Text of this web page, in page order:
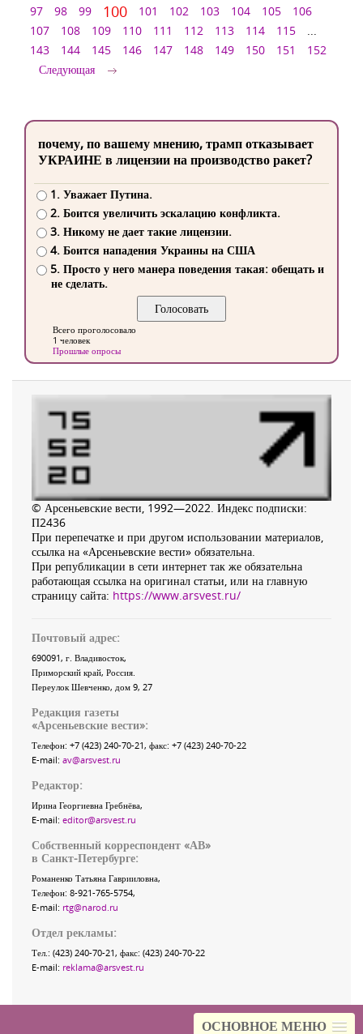
ОСНОВНОЕ МЕНЮ
97
98 99 100 101 102 103 104 105
106
107
108 109 110 111 112 113 114 115
...
143
144 145 146 147 148 149 150 151
152
Следующая
почему, по вашему мнению, трамп отказывает
УКРАИНЕ в лицензии на производство ракет?
1. Уважает Путина.
2. Боится увеличить эскалацию конфликта.
3. Никому не дает такие лицензии.
4. Боится нападения Украины на США
5. Просто у него манера поведения такая: обещать и
не сделать.
Всего проголосовало
1 человек
Прошлые опросы
© Арсеньевские вести, 1992—2022. Индекс подписки:
П2436
При перепечатке и при другом использовании материалов,
ссылка на «Арсеньевские вести» обязательна.
При републикации в сети интернет так же обязательна
работающая ссылка на оригинал статьи, или на главную
страницу сайта: https://www.arsvest.ru/
Почтовый адрес:
690091, г. Владивосток,
Приморский край, Россия
Переулок Шевченко, дом 9, 27
Редакция газеты
«Арсеньевские вести»:
Телефон: +7 (423) 240-70-21, факс: +7 (423) 240-70-22
E-mail: av@arsvest.ru
Редактор:
Ирина Георгиевна Гребнёва,
E-mail: editor@arsvest.ru
Собственный корреспондент «АВ»
в Санкт-Петербурге:
Романенко Татьяна Гаврииловна,
Телефон: 8-921-765-5754,
E-mail: rtg@narod.ru
Отдел рекламы:
Тел.: (423) 240-70-21, факс: (423) 240-70-22
E-mail: reklama@arsvest.ru